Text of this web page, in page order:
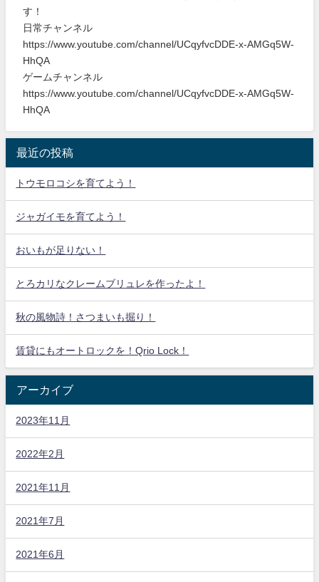
す！
日常チャンネル
https://www.youtube.com/channel/UCqyfvcDDE-x-AMGq5W-
HhQA
ゲームチャンネル
https://www.youtube.com/channel/UCqyfvcDDE-x-AMGq5W-
HhQA
最近の投稿
トウモロコシを育てよう！
ジャガイモを育てよう！
おいもが足りない！
とろカリなクレームブリュレを作ったよ！
秋の風物詩！さつまいも掘り！
賃貸にもオートロックを！Qrio Lock！
アーカイブ
2023年11月
2022年2月
2021年11月
2021年7月
2021年6月